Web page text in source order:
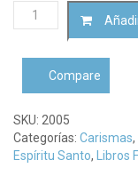
don
profecíaRev.
Robert
DeGrandis
cantidad
Compare
SKU: 2005
Categorías: Carismas,
Espíritu Santo, Libros